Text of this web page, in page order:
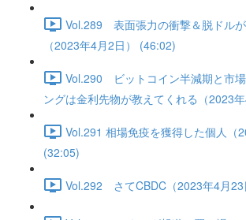
Vol.289 表面張力の衝撃＆脱ドル
（2023年4月2日） (46:02)
Vol.290 ビットコイン半減期と市場
ングは金利先物が教えてくれる（2023
Vol.291 相場免疫を獲得した個人（
(32:05)
Vol.292 さてCBDC（2023年4月23